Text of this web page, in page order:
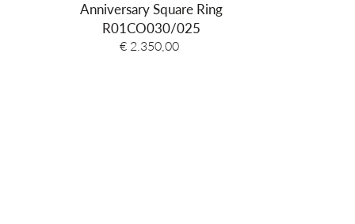
Anniversary Square Ring
R01CO030/025
€ 2.350,00